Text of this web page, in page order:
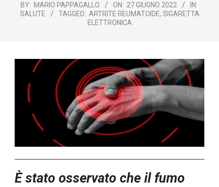
BY: MARIO PAPPAGALLO ON: 27 GIUGNO 2022
IN:
SALUTE
TAGGED: ARTRITE REUMATOIDE, SIGARETTA
ELETTRONICA
È stato osservato che il fumo